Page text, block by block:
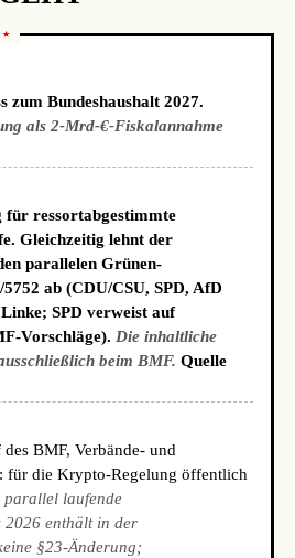
★
zum Bundeshaushalt 2027.
als 2-Mrd-€-Fiskalannahme
für ressortabgestimmte
Gleichzeitig lehnt der
parallelen Grünen-
ab (CDU/CSU, SPD, AfD
SPD verweist auf
Vorschläge). Die inhaltliche
beim BMF. Quelle
BMF, Verbände- und
für die Krypto-Regelung öffentlich
parallel laufende
2026 enthält in der
§23-Änderung;